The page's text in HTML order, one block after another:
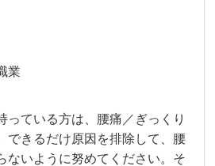
業
っている方は、腰痛／ぎっくり
できるだけ原因を排除して、腰
ないように努めてください。そ